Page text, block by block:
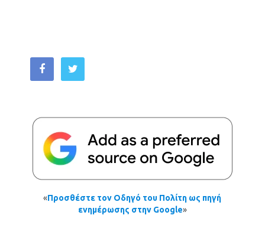
«Προσθέστε τον Οδηγό του Πολίτη ως πηγή
ενημέρωσης στην Google»